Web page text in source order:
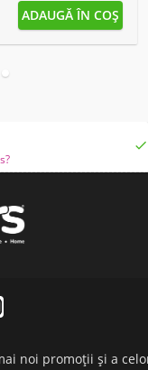

noi promoții și a